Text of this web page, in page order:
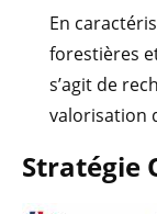
En
forestières
s’agit de
valorisation
Stratégie